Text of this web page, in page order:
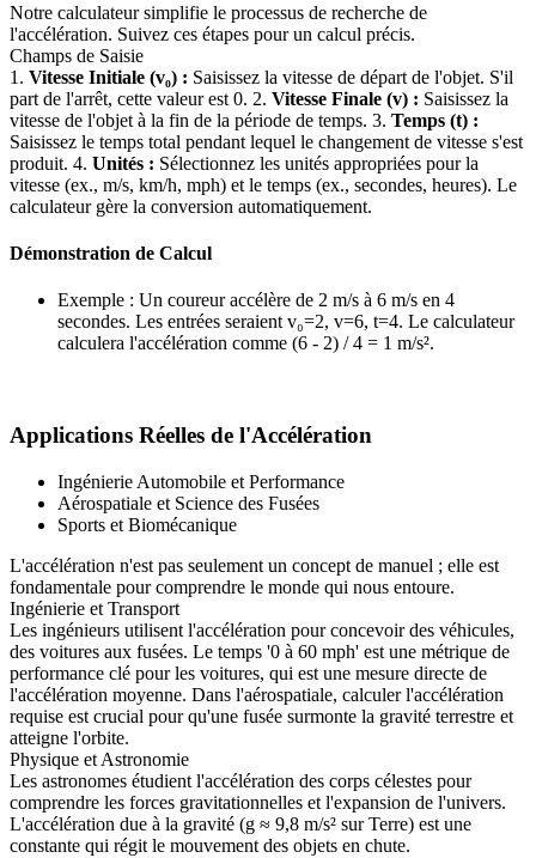
Notre calculateur simplifie le processus de recherche de
l'accélération. Suivez ces étapes pour un calcul précis.
Champs de Saisie
1. Vitesse Initiale (v₀) : Saisissez la vitesse de départ de l'objet. S'il
part de l'arrêt, cette valeur est 0. 2. Vitesse Finale (v) : Saisissez la
vitesse de l'objet à la fin de la période de temps. 3. Temps (t) :
Saisissez le temps total pendant lequel le changement de vitesse s'est
produit. 4. Unités : Sélectionnez les unités appropriées pour la
vitesse (ex., m/s, km/h, mph) et le temps (ex., secondes, heures). Le
calculateur gère la conversion automatiquement.
Démonstration de Calcul
Exemple : Un coureur accélère de 2 m/s à 6 m/s en 4
secondes. Les entrées seraient v₀=2, v=6, t=4. Le calculateur
calculera l'accélération comme (6 - 2) / 4 = 1 m/s².
Applications Réelles de l'Accélération
Ingénierie Automobile et Performance
Aérospatiale et Science des Fusées
Sports et Biomécanique
L'accélération n'est pas seulement un concept de manuel ; elle est
fondamentale pour comprendre le monde qui nous entoure.
Ingénierie et Transport
Les ingénieurs utilisent l'accélération pour concevoir des véhicules,
des voitures aux fusées. Le temps '0 à 60 mph' est une métrique de
performance clé pour les voitures, qui est une mesure directe de
l'accélération moyenne. Dans l'aérospatiale, calculer l'accélération
requise est crucial pour qu'une fusée surmonte la gravité terrestre et
atteigne l'orbite.
Physique et Astronomie
Les astronomes étudient l'accélération des corps célestes pour
comprendre les forces gravitationnelles et l'expansion de l'univers.
L'accélération due à la gravité (g ≈ 9,8 m/s² sur Terre) est une
constante qui régit le mouvement des objets en chute.